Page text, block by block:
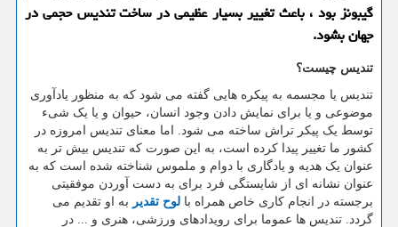
گیبونز بود ، باعث تغییر بسیار عظیمی در ساخت تندیس حجمی در
جهان بشود.
تندیس چیست؟
تندیس یا مجسمه به پیکره هایی گفته می شود که به منظور یادآوری
موضوعی و یا برای نمایش دادن وجود انسان، حیوان و یا یک شیء
توسط یک پیکر تراش ساخته می شود. اما معنای تندیس امروزه در
کشور ما تغییر پیدا کرده است، به این صورت که تندیس بیش تر به
عنوان یک هدیه و یادگاری با دوام و ملموس شناخته شده است که به
عنوان نشانه ای از شایستگی فرد برای به دست آوردن موفقیتی
برجسته در انجام کاری خاص همراه با لوح تقدیر به او تقدیم می
گردد. تندیس ها عموما برای رویدادهای ورزشی، هنری و ... در